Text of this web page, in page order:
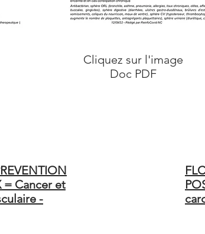
Cliquez sur l'image
Doc PDF
= Cancer et
-